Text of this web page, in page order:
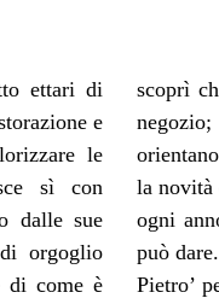
ettari di
e
le
sì con
dalle sue
orgoglio
di come è
vino in
persone si
oltre
bottiglie
il territorio
da ‘Per
Barbera